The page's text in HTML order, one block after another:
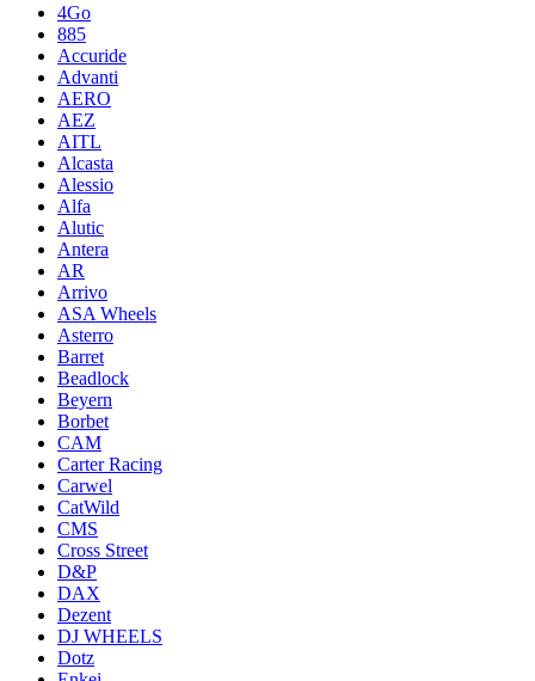
4Go
885
Accuride
Advanti
AERO
AEZ
AITL
Alcasta
Alessio
Alfa
Alutic
Antera
AR
Arrivo
ASA Wheels
Asterro
Barret
Beadlock
Beyern
Borbet
CAM
Carter Racing
Carwel
CatWild
CMS
Cross Street
D&P
DAX
Dezent
DJ WHEELS
Dotz